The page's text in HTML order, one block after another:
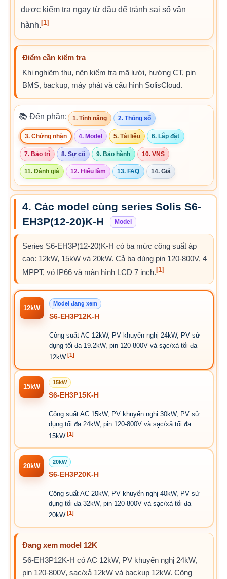
được kiểm tra ngay từ đầu để tránh sai số vận
hành.[1]
Điểm cần kiểm tra
Khi nghiệm thu, nên kiểm tra mã lưới, hướng CT, pin
BMS, backup, máy phát và cấu hình SolisCloud.
📚 Đến phần: 1. Tính năng 2. Thông số
3. Chứng nhận 4. Model 5. Tài liệu 6. Lắp đặt
7. Bảo trì 8. Sự cố 9. Bảo hành 10. VNS
11. Đánh giá 12. Hiểu lầm 13. FAQ 14. Giá
4. Các model cùng series Solis S6-
EH3P(12-20)K-H
Model
Series S6-EH3P(12-20)K-H có ba mức công suất áp
cao: 12kW, 15kW và 20kW. Cả ba dùng pin 120-800V, 4
MPPT, vỏ IP66 và màn hình LCD 7 inch. [1]
12kW
Model đang xem
S6-EH3P12K-H
Công suất AC 12kW, PV khuyến nghị 24kW, PV sử
dụng tối đa 19.2kW, pin 120-800V và sạc/xả tối đa
12kW. [1]
15kW
15kW
S6-EH3P15K-H
Công suất AC 15kW, PV khuyến nghị 30kW, PV sử
dụng tối đa 24kW, pin 120-800V và sạc/xả tối đa
15kW. [1]
20kW
20kW
S6-EH3P20K-H
Công suất AC 20kW, PV khuyến nghị 40kW, PV sử
dụng tối đa 32kW, pin 120-800V và sạc/xả tối đa
20kW.[1]
Đang xem model 12K
S6-EH3P12K-H có AC 12kW, PV khuyến nghị 24kW,
pin 120-800V, sạc/xả 12kW và backup 12kW. Công